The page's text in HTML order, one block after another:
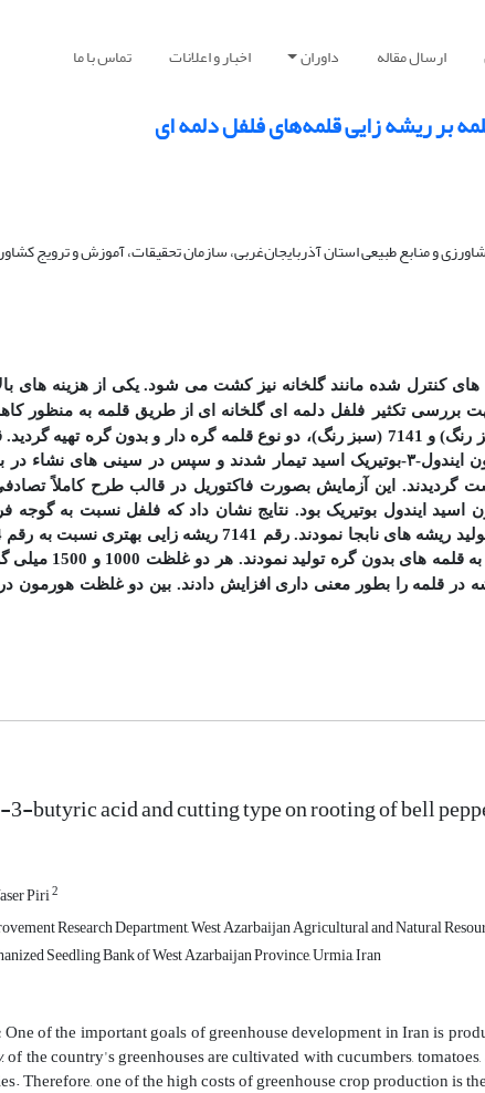
ارسال مقاله داوران اخبار و اعلانات تماس با ما
و منابع طبیعی استان آذربایجان‌غربی، سازمان تحقیقات، آموزش و ترویج
کنترل شده مانند گلخانه نیز کشت می­ شود. یکی از هزینه­ های
بررسی تکثیر
فلفل دلمه ­ای گلخانه ­ای از طریق قلمه­ به­ منظور
و سپس در سینی­ های نشاء در
گردیدند.
اسید ایندول بوتیریکبود. نتایج نشان داد که فلفل نسبت به گوجه­
ریشه ­های نابجا نمودند. رقم 7141 ریشه­ زایی بهتری نسبت به رقم 1204
بدون گره تولید نمودند. هر دو غلظت 1000 و 1500
میلی­
در قلمه را بطور معنی ­داری افزایش دادند. بین دو غلظت هورمون
butyric acid and cutting type on rooting of bell
Piri2
Research Department, West Azarbaijan Agricultural and Natural
Seedling Bank of West Azarbaijan Province, Urmia, Iran
One of the important goals of greenhouse development in Iran is
of the country's greenhouses are cultivated with cucumbers,
Therefore, one of the high costs of greenhouse crop production is